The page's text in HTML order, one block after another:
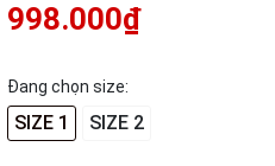
998.000₫
Đang chọn size:
SIZE 1 SIZE 2